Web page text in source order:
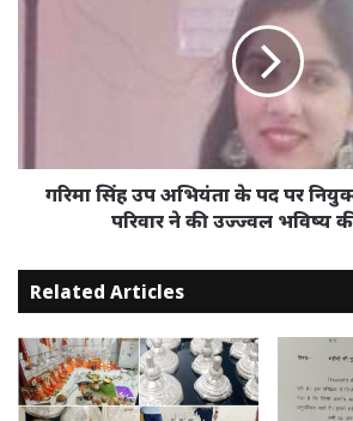
जीवन
शुभचिंतक
की
उज्ज्वल
भविष्य
की
कामना।
गरिमा सिंह उप अभियंता के पद पर
परिवार ने की उज्ज्वल भविष्य
Related Articles